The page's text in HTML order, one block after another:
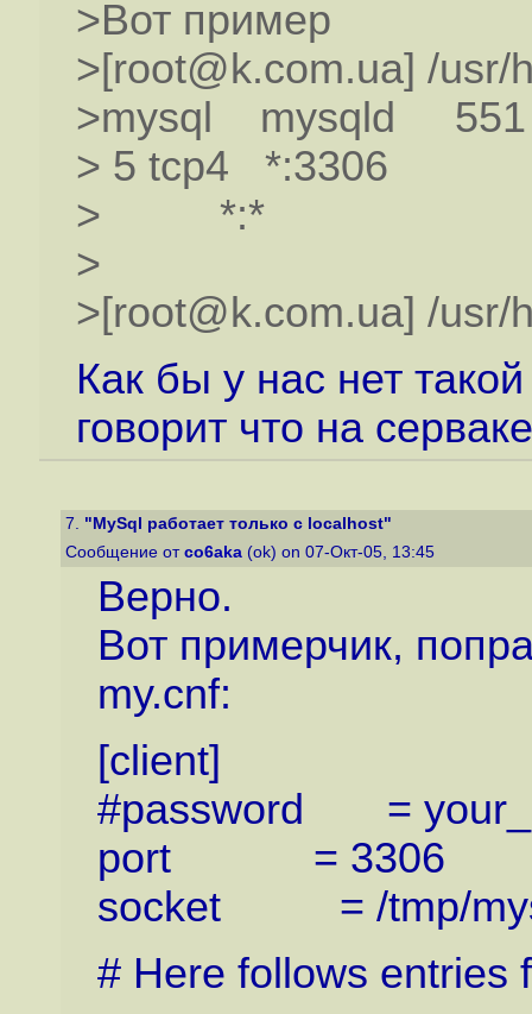
>Вот пример
>[root@k.com.ua] /usr/
>mysql mysqld
> 5 tcp4 *:3306
> *:*
>
>[root@k.com.ua] /usr/
Как бы у нас нет
говорит что на
7. "MySql работает только с localhost"
Сообщение от co6aka (ok) on 07-Окт-05, 13:45
Верно.
Вот примерчик,
my.cnf:
[client]
#password =
port = 3306
socket = /tmp/
# Here follows entries